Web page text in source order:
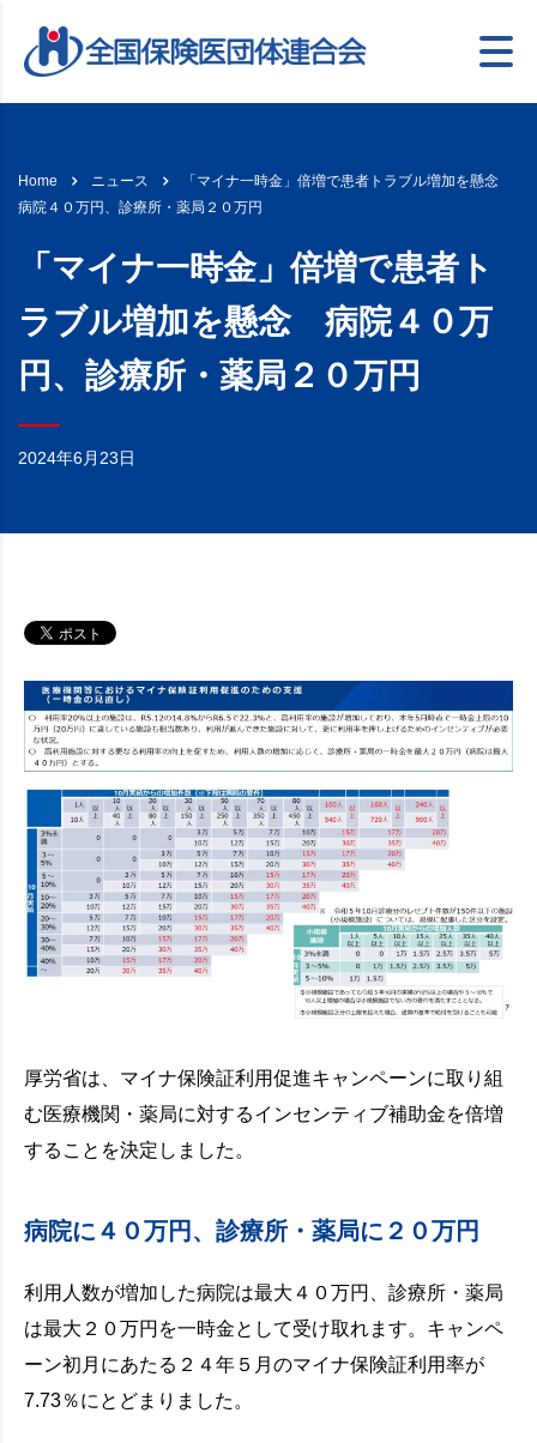
Home ニュース
「マイナ一時金」倍増で患者トラブル増加を懸念
病院４０万円、診療所・薬局２０万円
「マイナ一時金」倍増で患者ト
ラブル増加を懸念 病院４０万
円、診療所・薬局２０万円
2024年6月23日
厚労省は、マイナ保険証利用促進キャンペーンに取り組
む医療機関・薬局に対するインセンティブ補助金を倍増
することを決定しました。
病院に４０万円、診療所・薬局に２０万円
利用人数が増加した病院は最大４０万円、診療所・薬局
は最大２０万円を一時金として受け取れます。キャンペ
ーン初月にあたる２４年５月のマイナ保険証利用率が
7.73％にとどまりました。